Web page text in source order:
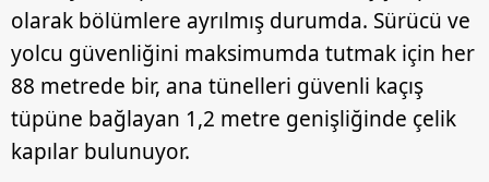
olarak bölümlere ayrılmış durumda. Sürücü ve
yolcu güvenliğini maksimumda tutmak için her
88 metrede bir, ana tünelleri güvenli kaçış
tüpüne bağlayan 1,2 metre genişliğinde çelik
kapılar bulunuyor.